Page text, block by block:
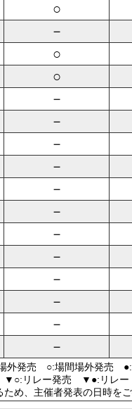
○
－
○
○
－
－
－
－
－
－
－
－
－
－
－
－
外発売 ○:場間場外発売
リレー発売 ▼●:リレー
め、主催者発表の日時をご